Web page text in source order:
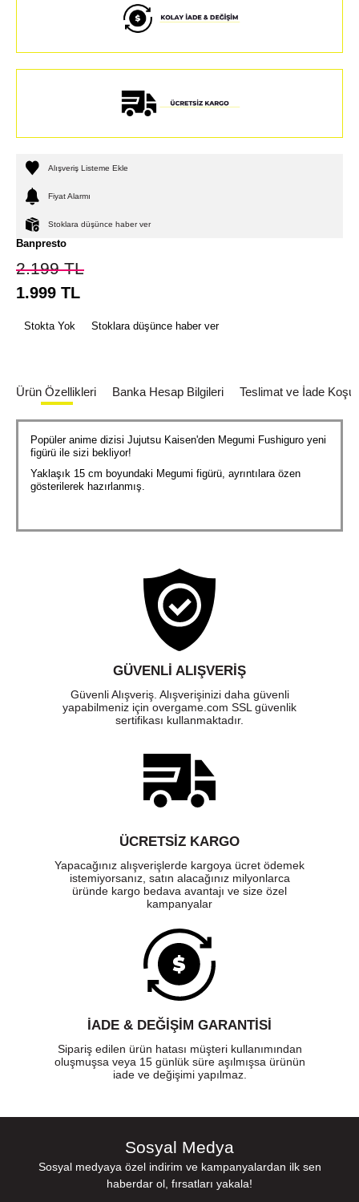
Alışveriş Listeme Ekle
Fiyat Alarmı
Stoklara düşünce haber ver
Banpresto
2.199TL
1.999 TL
Stokta Yok Stoklara düşünce haber ver
Ürün Özellikleri Banka Hesap Bilgileri Teslimat ve İade
Popüler anime dizisi Jujutsu Kaisen'den Megumi Fushiguro yeni
figürü ile sizi bekliyor!
Yaklaşık 15 cm boyundaki Megumi figürü, ayrıntılara özen
gösterilerek hazırlanmış.
GÜVENLI ALIŞVERIŞ
Güvenli Alışveriş. Alışverişinizi daha güvenli
yapabilmeniz için overgame.com SSL güvenlik
sertifikası kullanmaktadır.
ÜCRETSIZ KARGO
Yapacağınız alışverişlerde kargoya ücret ödemek
istemiyorsanız, satın alacağınız milyonlarca
üründe kargo bedava avantajı ve size özel
kampanyalar
İADE & DEĞİŞİM GARANTİSİ
Sipariş edilen ürün hatası müşteri kullanımından
oluşmuşsa veya 15 günlük süre aşılmışsa ürünün
iade ve değişimi yapılmaz.
Sosyal Medya
Sosyal medyaya özel indirim ve kampanyalardan ilk sen
haberdar ol, fırsatları yakala!